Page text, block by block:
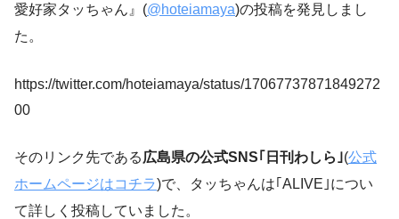
愛好家タッちゃん』(@hoteiamaya)の投稿を発見しまし
た。
https://twitter.com/hoteiamaya/status/17067737871849272
00
そのリンク先である広島県の公式SNS｢日刊わしら｣(公式
ホームページはコチラ)で、タッちゃんは｢ALIVE｣につい
て詳しく投稿していました。